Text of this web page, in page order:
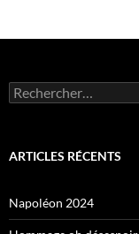
Rechercher :
ARTICLES RÉCENTS
Napoléon 2024